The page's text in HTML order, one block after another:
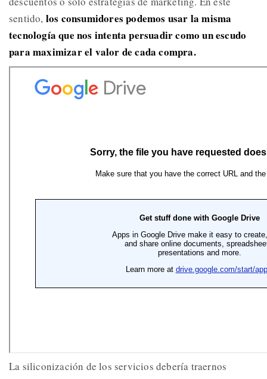
sentido, los consumidores podemos usar la misma
tecnología que nos intenta persuadir como un escudo
para maximizar el valor de cada compra.
La siliconización de los servicios debería traernos